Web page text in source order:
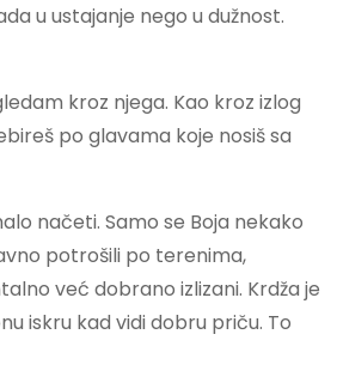
u ustajanje nego u dužnost.
kroz njega. Kao kroz izlog
po glavama koje nosiš sa
načeti. Samo se Boja nekako
potrošili po terenima,
već dobrano izlizani. Krdža je
iskru kad vidi dobru priču. To